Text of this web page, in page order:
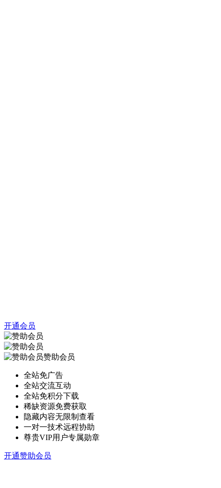
开通会员
赞助会员
全站免广告
全站交流互动
全站免积分下载
稀缺资源免费获取
隐藏内容无限制查看
一对一技术远程协助
尊贵VIP用户专属勋章
开通赞助会员